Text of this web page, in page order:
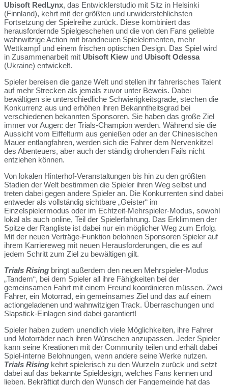
Ubisoft RedLynx, das Entwicklerstudio mit Sitz in Helsinki
(Finnland), kehrt mit der größten und unwiderstehlichsten
Fortsetzung der Spielreihe zurück. Diese kombiniert das
herausfordernde Spielgeschehen und die von den Fans geliebte
wahnwitzige Action mit brandneuen Spielelementen, mehr
Wettkampf und einem frischen optischen Design. Das Spiel wird
in Zusammenarbeit mit Ubisoft Kiew und Ubisoft Odessa
(Ukraine) entwickelt.
Spieler bereisen die ganze Welt und stellen ihr fahrerisches Talent
auf mehr Strecken als jemals zuvor unter Beweis. Dabei
bewältigen sie unterschiedliche Schwierigkeitsgrade, stechen die
Konkurrenz aus und erhöhen ihren Bekanntheitsgrad bei
verschiedenen bekannten Sponsoren. Sie haben das große Ziel
immer vor Augen: der Trials-Champion werden. Während sie die
Aussicht vom Eiffelturm aus genießen oder an der Chinesischen
Mauer entlangfahren, werden sich die Fahrer dem Nervenkitzel
des Abenteuers, aber auch der ständig drohenden Fails nicht
entziehen können.
Von lokalen Hinterhof-Veranstaltungen bis hin zu den größten
Stadien der Welt bestimmen die Spieler ihren Weg selbst und
treten dabei gegen andere Spieler an. Die Konkurrenten sind dabei
entweder als vollständig sichtbare „Geister“ im
Einzelspielermodus oder im Echtzeit-Mehrspieler-Modus, sowohl
lokal als auch online, Teil der Spielerfahrung. Das Erklimmen der
Spitze der Rangliste ist dabei nur ein möglicher Weg zum Erfolg.
Mit der neuen Verträge-Funktion belohnen Sponsoren Spieler auf
ihrem Karriereweg mit neuen Herausforderungen, die es auf
jedem Schritt zum Ziel zu bewältigen gilt.
Trials Rising bringt außerdem den neuen Mehrspieler-Modus
„Tandem“, bei dem Spieler all ihre Fähigkeiten bei der
gemeinsamen Fahrt mit einem Freund koordinieren müssen. Zwei
Fahrer, ein Motorrad, ein gemeinsames Ziel und das auf einem
actiongeladenen und wahnwitzigen Track. Überraschungen und
Slapstick-Einlagen sind dabei garantiert!
Spieler haben zudem unendlich viele Möglichkeiten, ihre Fahrer
und Motorräder nach ihren Wünschen anzupassen. Jeder Spieler
kann seine Kreationen mit der Community teilen und erhält dabei
Spiel-interne Belohnungen, wenn andere seine Werke nutzen.
Trials Rising kehrt spielerisch zu den Wurzeln zurück und setzt
dabei auf das bekannte Spieldesign, welches Fans kennen und
lieben. Bekräftigt durch den Wunsch der Fangemeinde hat das